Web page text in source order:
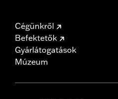
Cégünkről
Befektetők
Gyárlátogatások
Múzeum